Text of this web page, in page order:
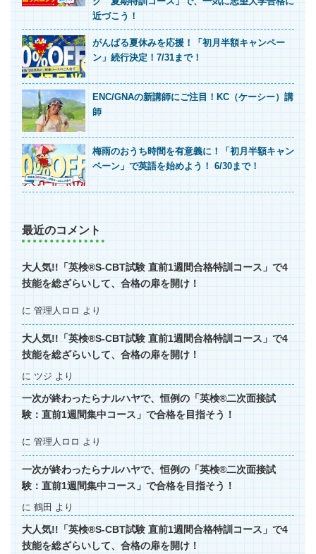
近づこう！
がんばる夏休みを応援！「初月半額キャンペー
ン」続行決定！7/31まで！
ENC/GNAの新講師にご注目！KC（ケーシー）講
師
梅雨のおうち時間を有意義に！「初月半額キャン
ペーン」で英語を始めよう！ 6/30まで！
最近のコメント
大人気!!「英検®S-CBT試験 直前1週間合格特訓コース」で4
技能を総ざらいして、合格の扉を開け！
に 管理人ロロ より
大人気!!「英検®S-CBT試験 直前1週間合格特訓コース」で4
技能を総ざらいして、合格の扉を開け！
に ツジ より
一次が終わったらナルハヤで、恒例の「英検®二次面接試
験：直前1週間集中コース」で合格を目指そう！
に 管理人ロロ より
一次が終わったらナルハヤで、恒例の「英検®二次面接試
験：直前1週間集中コース」で合格を目指そう！
に 鶴田 より
大人気!!「英検®S-CBT試験 直前1週間合格特訓コース」で4
技能を総ざらいして、合格の扉を開け！